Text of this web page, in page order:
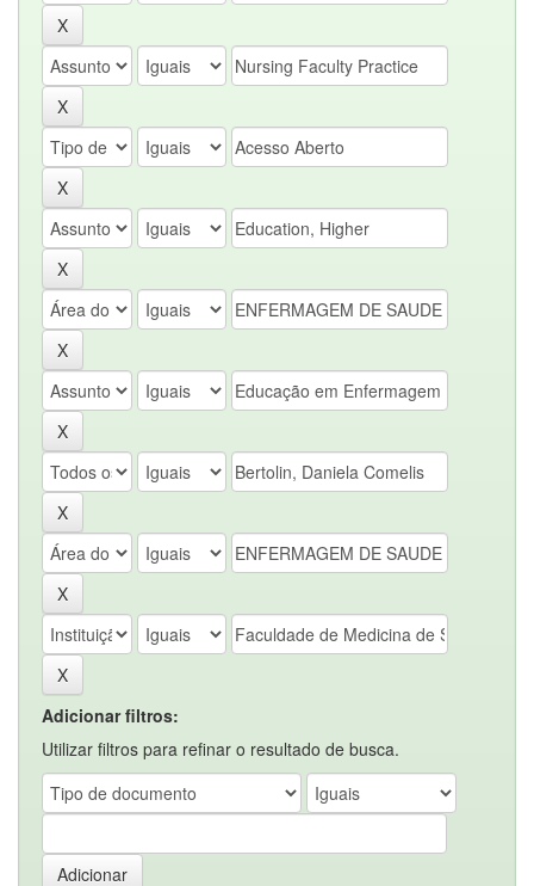
Adicionar filtros:
Utilizar filtros para refinar o resultado de busca.